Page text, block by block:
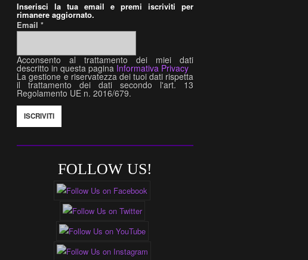
Inserisci la tua email e premi iscriviti per
rimanere aggiornato.
Email*
Acconsento al trattamento dei miei dati
descritto in questa pagina Informativa Privacy
La gestione e riservatezza dei tuoi dati rispetta
il trattamento dei dati secondo l'art. 13
Regolamento UE n. 2016/679.
FOLLOW US!